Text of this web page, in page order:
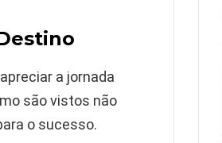
a jornada
são vistos não
o sucesso.